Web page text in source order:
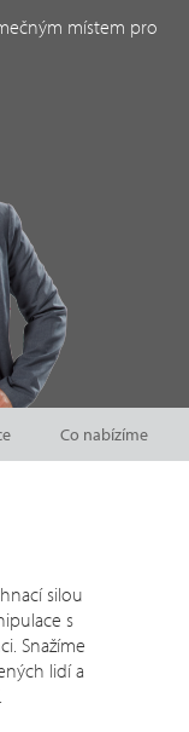
místem pro
Co nabízíme
silou
s
Snažíme
lidí a